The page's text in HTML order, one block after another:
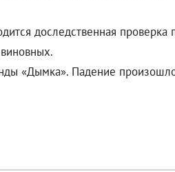
доследственная
«Дымка». Падение